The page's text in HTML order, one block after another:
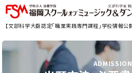
【文部科学大臣認定「職業実践専門課程」学校情報公